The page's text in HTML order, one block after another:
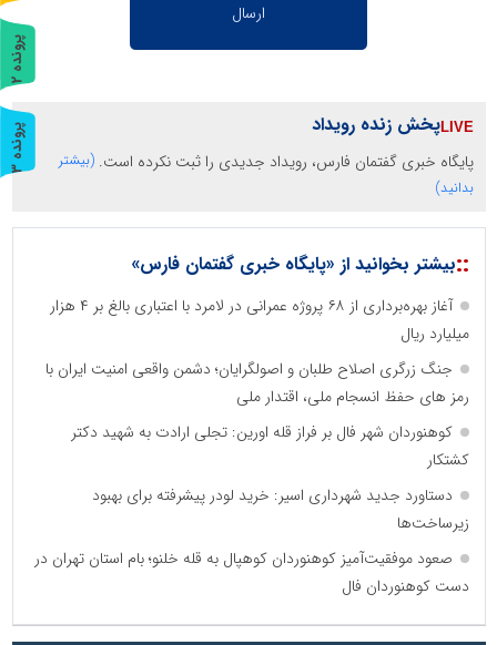
پخش زنده رویداد
پایگاه خبری گفتمان فارس، رویداد جدیدی را ثبت نکرده است. (بیشتر
بدانید)
::بیشتر بخوانید از «پایگاه خبری گفتمان فارس»
آغاز بهره‌برداری از ۶۸ پروژه عمرانی در لامرد با اعتباری بالغ بر ۴ هزار
میلیارد ریال
جنگ زرگری اصلاح طلبان و اصولگرایان؛ دشمن واقعی امنیت ایران با
رمز های حفظ انسجام ملی، اقتدار ملی
کوهنوردان شهر فال بر فراز قله اورین: تجلی ارادت به شهید دکتر
کشتکار
دستاورد جدید شهرداری اسیر: خرید لودر پیشرفته برای بهبود
زیرساخت‌ها
صعود موفقیت‌آمیز کوهنوردان کوهپال به قله خلنو؛ بام استان تهران در
دست کوهنوردان فال
پ
ر
و
ن
د
ه
2
پ
ر
و
ن
د
ه
3